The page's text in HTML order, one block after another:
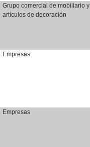
Grupo comercial de mobiliario y
artículos de decoración
Empresas
Empresas